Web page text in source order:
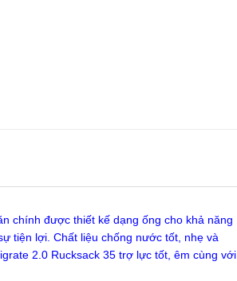
chính được thiết kế dạng ống cho khả năng
tiện lợi. Chất liệu chống nước tốt, nhẹ và
2.0 Rucksack 35 trợ lực tốt, êm cùng với